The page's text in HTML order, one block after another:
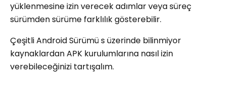
yüklenmesine izin verecek adımlar veya süreç
sürümden sürüme farklılık gösterebilir.
Çeşitli Android Sürümü s üzerinde bilinmiyor
kaynaklardan APK kurulumlarına nasıl izin
verebileceğinizi tartışalım.